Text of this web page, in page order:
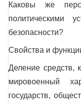
Каковы же
политическими
безопасности?
Свойства и
Деление средств,
мировоенный
государств,